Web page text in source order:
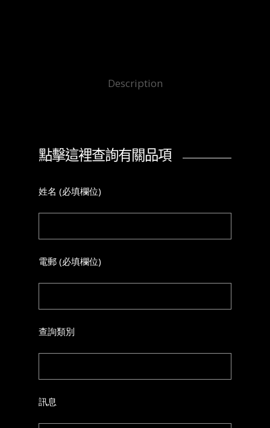
Description
點擊這裡查詢有關品項
姓名 (必填欄位)
電郵 (必填欄位)
查詢類別
訊息